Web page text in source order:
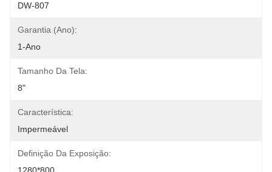
DW-807
Garantia (ano):
1-Ano
Tamanho Da Tela:
8"
Característica:
Impermeável
Definição Da Exposição: